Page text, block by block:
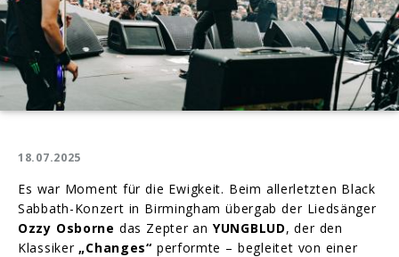
18.07.2025
Es war Moment für die Ewigkeit. Beim allerletzten Black
Sabbath-Konzert in Birmingham übergab der Liedsänger
Ozzy Osborne das Zepter anYUNGBLUD, der den
Klassiker„Changes“ performte – begleitet von einer